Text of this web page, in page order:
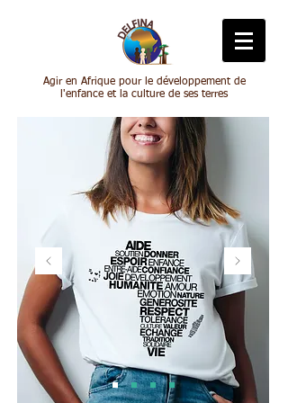
Agir en Afrique pour le développement de
l'enfance et la culture de ses terres